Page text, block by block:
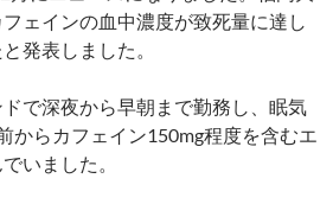
ェインの血中濃度が致死量に達し
発表しました。
で深夜から早朝まで勤務し、眠気
からカフェイン150mg程度を含むエ
いました。